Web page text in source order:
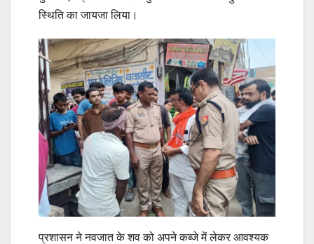
स्थिति का जायजा लिया।
प्रशासन ने नवजात के शव को अपने कब्जे में लेकर आवश्यक